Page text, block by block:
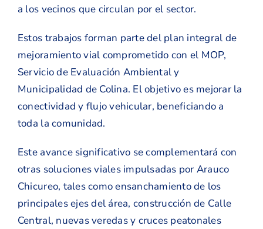
a los vecinos que circulan por el sector.
Estos trabajos forman parte del plan integral de
mejoramiento vial comprometido con el MOP,
Servicio de Evaluación Ambiental y
Municipalidad de Colina. El objetivo es mejorar la
conectividad y flujo vehicular, beneficiando a
toda la comunidad.
Este avance significativo se complementará con
otras soluciones viales impulsadas por Arauco
Chicureo, tales como ensanchamiento de los
principales ejes del área, construcción de Calle
Central, nuevas veredas y cruces peatonales